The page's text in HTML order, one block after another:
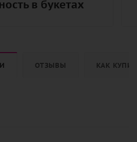
в букетах
ОТЗЫВЫ КАК